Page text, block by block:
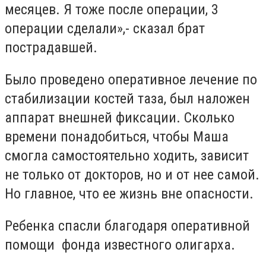
месяцев. Я тоже после операции, 3
операции сделали»,- сказал брат
пострадавшей.
Было проведено оперативное лечение по
стабилизации костей таза, был наложен
аппарат внешней фиксации. Сколько
времени понадобиться, чтобы Маша
смогла самостоятельно ходить, зависит
не только от докторов, но и от нее самой.
Но главное, что ее жизнь вне опасности.
Ребенка спасли благодаря оперативной
помощи фонда известного олигарха.